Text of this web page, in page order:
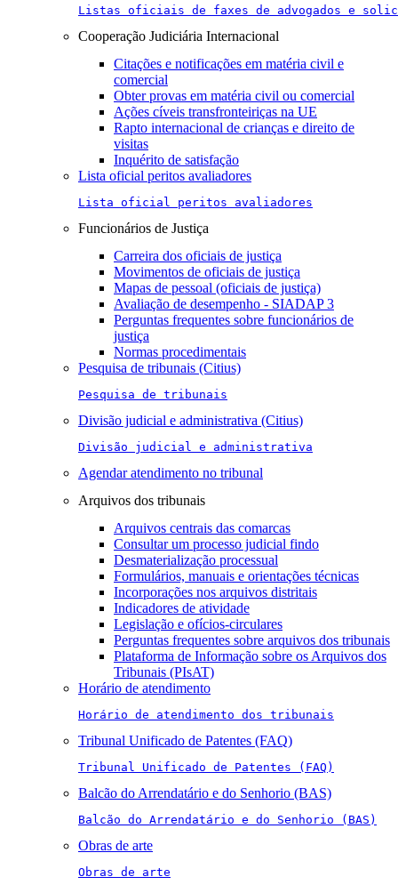
Listas oficiais de faxes de advogados e
Cooperação Judiciária Internacional
Citações e notificações em matéria civil e
comercial
Obter provas em matéria civil ou comercial
Ações cíveis transfronteiriças na UE
Rapto internacional de crianças e direito de
visitas
Inquérito de satisfação
Lista oficial peritos avaliadores
Lista oficial peritos avaliadores
Funcionários de Justiça
Carreira dos oficiais de justiça
Movimentos de oficiais de justiça
Mapas de pessoal (oficiais de justiça)
Avaliação de desempenho - SIADAP 3
Perguntas frequentes sobre funcionários de
justiça
Normas procedimentais
Pesquisa de tribunais (Citius)
Pesquisa de tribunais
Divisão judicial e administrativa (Citius)
Divisão judicial e administrativa
Agendar atendimento no tribunal
Arquivos dos tribunais
Arquivos centrais das comarcas
Consultar um processo judicial findo
Desmaterialização processual
Formulários, manuais e orientações técnicas
Incorporações nos arquivos distritais
Indicadores de atividade
Legislação e ofícios-circulares
Perguntas frequentes sobre arquivos dos tribunais
Plataforma de Informação sobre os Arquivos dos
Tribunais (PIsAT)
Horário de atendimento
Horário de atendimento dos tribunais
Tribunal Unificado de Patentes (FAQ)
Tribunal Unificado de Patentes (FAQ)
Balcão do Arrendatário e do Senhorio (BAS)
Balcão do Arrendatário e do Senhorio (BAS)
Obras de arte
Obras de arte